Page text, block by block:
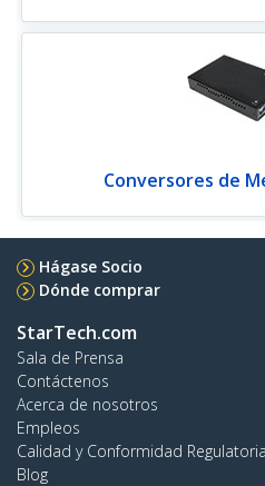
Conversores de
Hágase Socio
Dónde comprar
StarTech.com
Sala de Prensa
Contáctenos
Acerca de nosotros
Empleos
Calidad y Conformidad Regulatoria
Blog